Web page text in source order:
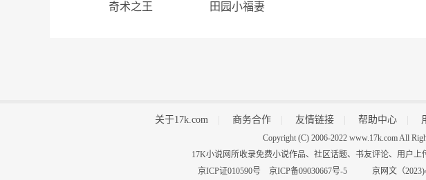
奇术之王 田园小福妻
关于17k.com 商务合作 友情链接 帮助中心
Copyright (C) 2006-2022 www.17k.com All
17K小说网所收录免费小说作品、社区话题、书友评论、用户
京ICP证010590号 京ICP备09030667号-5京网文（